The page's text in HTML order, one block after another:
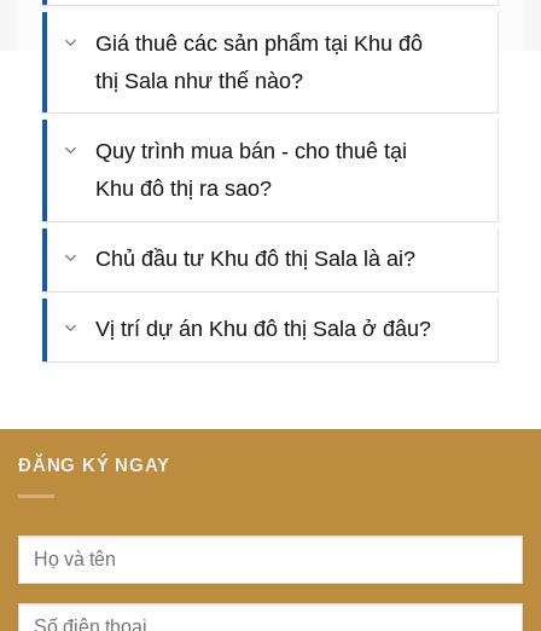
Giá thuê các sản phẩm tại Khu đô
thị Sala như thế nào?
Quy trình mua bán - cho thuê tại
Khu đô thị ra sao?
Chủ đầu tư Khu đô thị Sala là ai?
Vị trí dự án Khu đô thị Sala ở đâu?
ĐĂNG KÝ NGAY